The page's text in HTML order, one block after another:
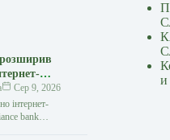
нові функції
Сер 9, 2026
інтернет-
bank
и